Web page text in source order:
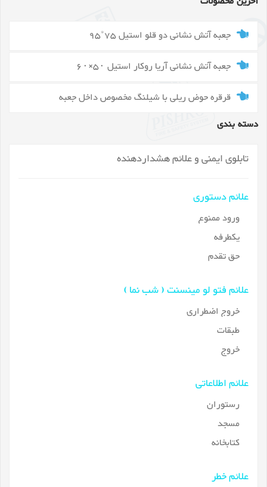
جعبه آتش نشانی دو قلو استیل 75*95
جعبه آتش نشانی آریا روکار استیل ۵۰×۶۰
قرقره حوض ریلی با شیلنگ مخصوص داخل جعبه
دسته بندی
تابلوی ایمنی و علائم هشداردهنده
علائم دستوری
ورود ممنوع
یکطرفه
حق تقدم
علائم فتو لو مینسنت ( شب نما )
خروج اضطراری
طبقات
خروج
علائم اطلاعاتی
رستوران
مسجد
کتابخانه
علائم خطر